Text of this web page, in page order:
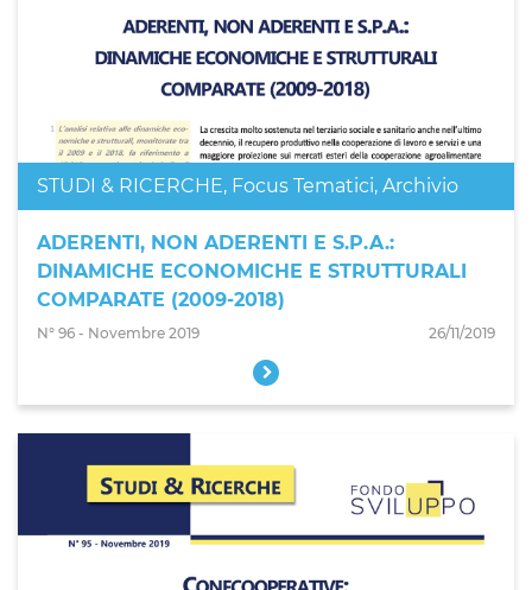
STUDI & RICERCHE, Focus Tematici, Archivio
ADERENTI, NON ADERENTI E S.P.A.:
DINAMICHE ECONOMICHE E STRUTTURALI
COMPARATE (2009-2018)
N° 96 - Novembre 2019 26/11/2019